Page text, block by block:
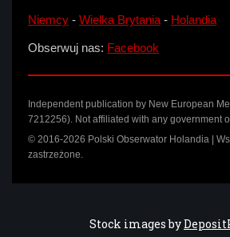
Niemcy - Wielka Brytania - Holandia
Obserwuj nas: Facebook
Independent publication by New European
7212256). Not affiliated with any government
© 2016-2026 Polski Obserwator Holandia |
zastrzeżone.
Stock images by